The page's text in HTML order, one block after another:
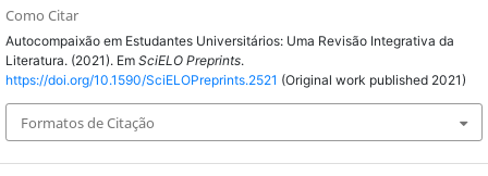
Como Citar
Autocompaixão em Estudantes Universitários: Uma Revisão Integrativa da
Literatura. (2021). Em SciELO Preprints.
https://doi.org/10.1590/SciELOPreprints.2521 (Original work published 2021)
Formatos de Citação